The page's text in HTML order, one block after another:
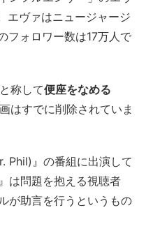
エヴァはニュージャージ
フォロワー数は17万人で
称して便座をなめる
はすでに削除されていま
Phil)』の番組に出演して
は問題を抱える視聴者
が助言を行うというもの